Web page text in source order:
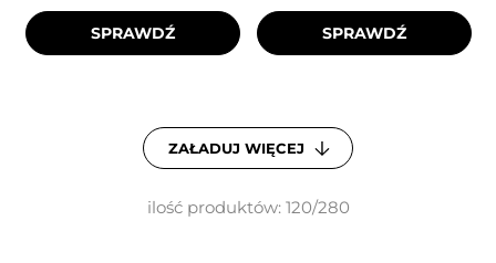
SPRAWDŹ SPRAWDŹ
ZAŁADUJ WIĘCEJ
ilość produktów: 120/280